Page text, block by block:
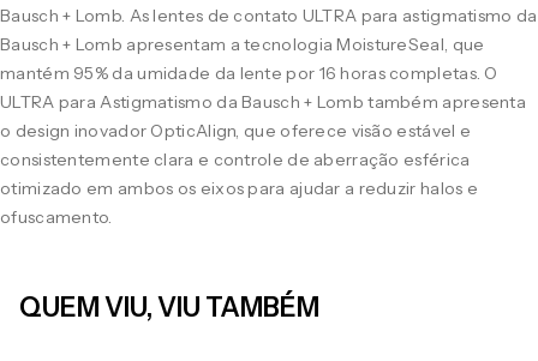
Bausch + Lomb. As lentes de contato ULTRA para astigmatismo da
Bausch + Lomb apresentam a tecnologia MoistureSeal, que
mantém 95% da umidade da lente por 16 horas completas. O
ULTRA para Astigmatismo da Bausch + Lomb também apresenta
o design inovador OpticAlign, que oferece visão estável e
consistentemente clara e controle de aberração esférica
otimizado em ambos os eixos para ajudar a reduzir halos e
ofuscamento.
QUEM VIU, VIU TAMBÉM